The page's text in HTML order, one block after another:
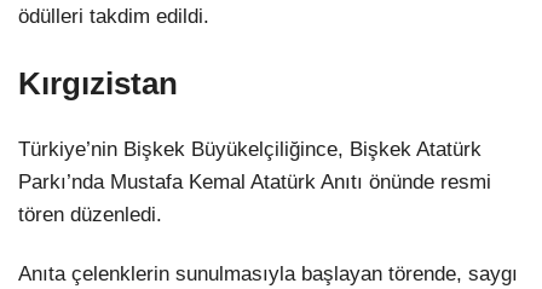
ödülleri takdim edildi.
Kırgızistan
Türkiye’nin Bişkek Büyükelçiliğince, Bişkek Atatürk
Parkı’nda Mustafa Kemal Atatürk Anıtı önünde resmi
tören düzenledi.
Anıta çelenklerin sunulmasıyla başlayan törende, saygı